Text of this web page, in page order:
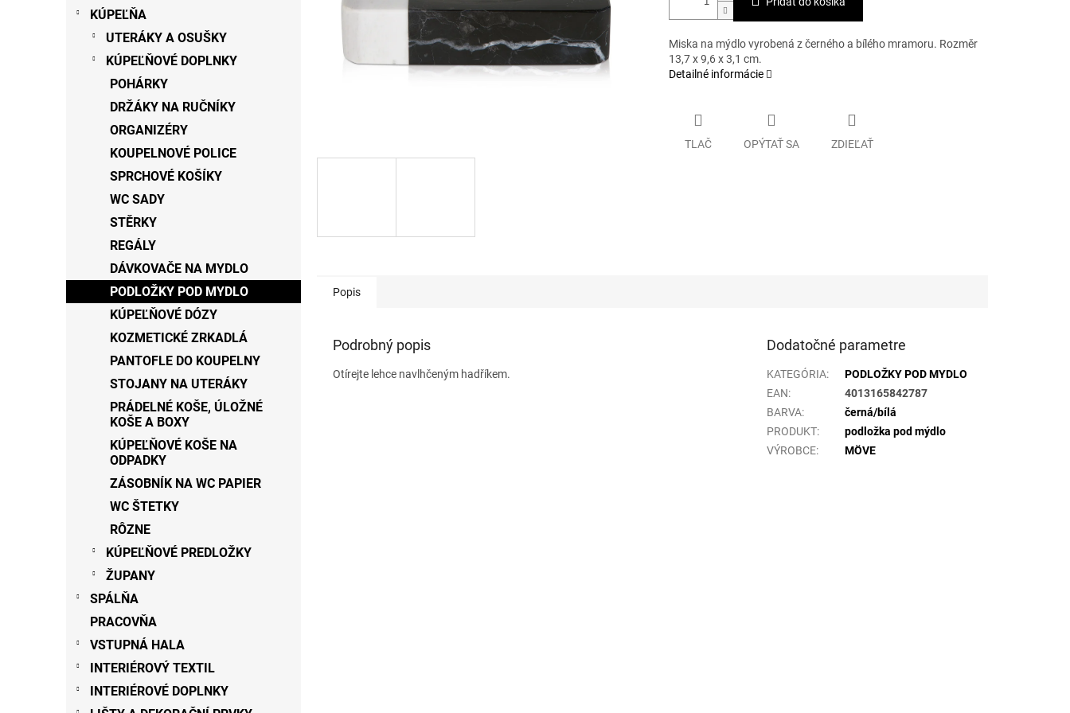
KÚPEĽŇA
UTERÁKY A OSUŠKY
KÚPEĽŇOVÉ DOPLNKY
POHÁRKY
DRŽÁKY NA RUČNÍKY
ORGANIZÉRY
KOUPELNOVÉ POLICE
SPRCHOVÉ KOŠÍKY
WC SADY
STĚRKY
REGÁLY
DÁVKOVAČE NA MYDLO
PODLOŽKY POD MYDLO
KÚPEĽŇOVÉ DÓZY
KOZMETICKÉ ZRKADLÁ
PANTOFLE DO KOUPELNY
STOJANY NA UTERÁKY
PRÁDELNÉ KOŠE, ÚLOŽNÉ
KOŠE A BOXY
KÚPEĽŇOVÉ KOŠE NA
ODPADKY
ZÁSOBNÍK NA WC PAPIER
WC ŠTETKY
RÔZNE
KÚPEĽŇOVÉ PREDLOŽKY
ŽUPANY
SPÁLŇA
PRACOVŇA
VSTUPNÁ HALA
INTERIÉROVÝ TEXTIL
INTERIÉROVÉ DOPLNKY
Miska na mýdlo vyrobená z černého a bílého mramoru. Rozměr
13,7 x 9,6 x 3,1 cm.
Detailné informácie
TLAČ OPÝTAŤ SA ZDIEĽAŤ
Popis
Podrobný popis
Otírejte lehce navlhčeným hadříkem.
Dodatočné parametre
KATEGÓRIA:
PODLOŽKY POD MYDLO
EAN:
4013165842787
BARVA:
černá/bílá
PRODUKT:
podložka pod mýdlo
VÝROBCE: MÖVE